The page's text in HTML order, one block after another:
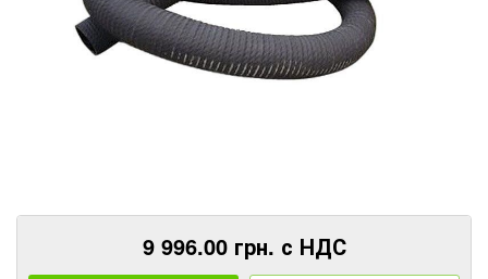
9 996.00 грн. с НДС